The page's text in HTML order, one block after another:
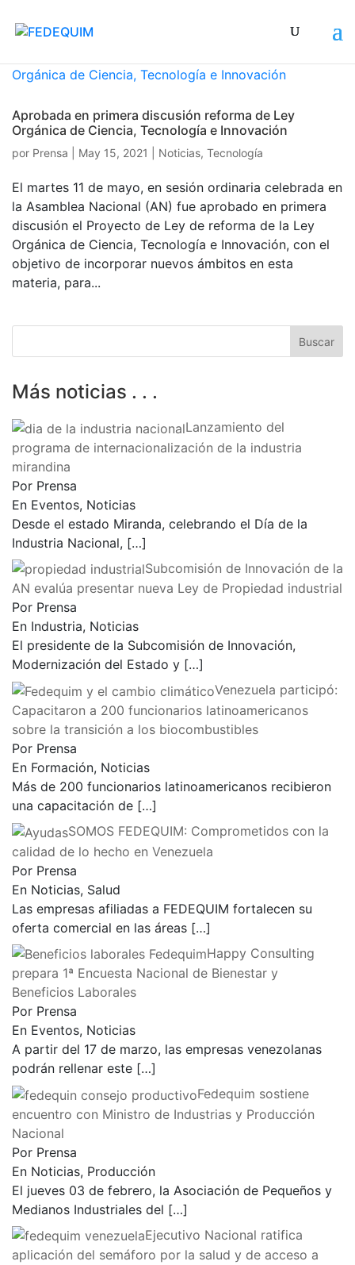
Aprobada en primera discusión reforma de Ley
Orgánica de Ciencia, Tecnología e Innovación
por Prensa May 15, 2021 Noticias, Tecnología
El martes 11 de mayo, en sesión ordinaria celebrada en
la Asamblea Nacional (AN) fue aprobado en primera
discusión el Proyecto de Ley de reforma de la Ley
Orgánica de Ciencia, Tecnología e Innovación, con el
objetivo de incorporar nuevos ámbitos en esta
materia, para...
Más noticias . . .
Lanzamiento del
programa de internacionalización de la industria
mirandina
Por Prensa
En Eventos, Noticias
Desde el estado Miranda, celebrando el Día de la
Industria Nacional, […]
Subcomisión de Innovación de la
AN evalúa presentar nueva Ley de Propiedad industrial
Por Prensa
En Industria, Noticias
El presidente de la Subcomisión de Innovación,
Modernización del Estado y […]
Venezuela participó:
Capacitaron a 200 funcionarios latinoamericanos
sobre la transición a los biocombustibles
Por Prensa
En Formación, Noticias
Más de 200 funcionarios latinoamericanos recibieron
una capacitación de […]
SOMOS FEDEQUIM: Comprometidos con la
calidad de lo hecho en Venezuela
Por Prensa
En Noticias, Salud
Las empresas afiliadas a FEDEQUIM fortalecen su
oferta comercial en las áreas […]
Happy Consulting
prepara 1ª Encuesta Nacional de Bienestar y
Beneficios Laborales
Por Prensa
En Eventos, Noticias
A partir del 17 de marzo, las empresas venezolanas
podrán rellenar este […]
Fedequim sostiene
encuentro con Ministro de Industrias y Producción
Nacional
Por Prensa
En Noticias, Producción
El jueves 03 de febrero, la Asociación de Pequeños y
Medianos Industriales del […]
Ejecutivo Nacional ratifica
aplicación del semáforo por la salud y de acceso a